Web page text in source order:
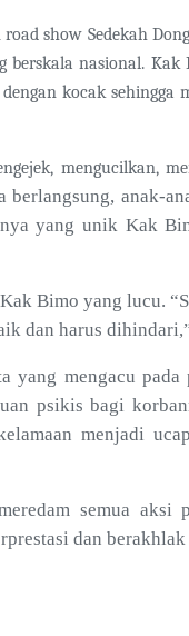
show Sedekah
nasional. Kak
kocak sehingga
mengucilkan,
berlangsung, anak-
yang unik Kak
Bimo yang lucu.
dan harus
mengacu pada
psikis bagi
menjadi
semua aksi
dan